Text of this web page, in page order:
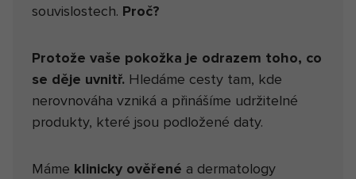
souvislostech. Proč?
Protože vaše pokožka je odrazem toho, co
se děje uvnitř. Hledáme cesty tam, kde
nerovnováha vzniká a přinášíme udržitelné
produkty, které jsou podložené daty.
Máme klinicky ověřené a dermatology